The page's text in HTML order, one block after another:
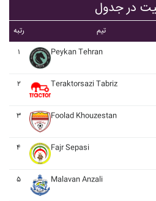
در جدول
رتبه تیم
۱
Peykan Tehran
۲ Teraktorsazi Tabriz
۳ Foolad Khouzestan
۴ Fajr Sepasi
۵ Malavan Anzali